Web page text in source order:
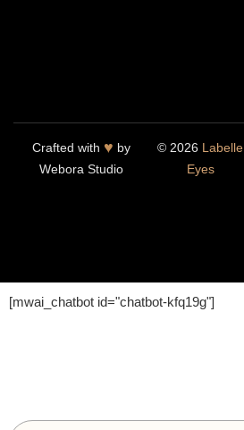
© 2026 Labelle
Eyes
Crafted with ♥ by
Webora Studio
[mwai_chatbot id="chatbot-kfq19g"]